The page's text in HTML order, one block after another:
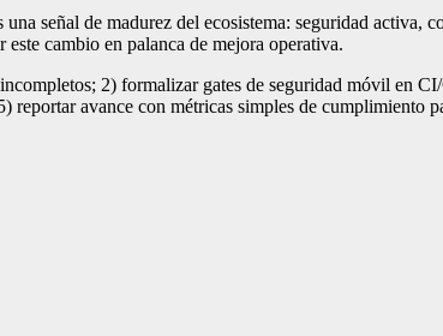
señal de madurez del ecosistema: seguridad activa,
cambio en palanca de mejora operativa.
2) formalizar gates de seguridad móvil en
reportar avance con métricas simples de cumplimiento